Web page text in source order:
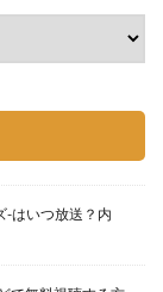
-はいつ放送？内